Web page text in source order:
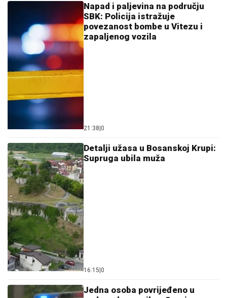
Napad i paljevina na području
SBK: Policija istražuje
povezanost bombe u Vitezu i
zapaljenog vozila
21:38|0
Detalji užasa u Bosanskoj Krupi:
Supruga ubila muža
16:15|0
Јedna osoba povrijeđeno u